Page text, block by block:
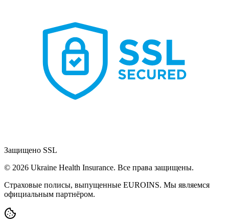
Защищено SSL
© 2026 Ukraine Health Insurance. Все права защищены.
Страховые полисы, выпущенные EUROINS. Мы являемся
официальным партнёром.